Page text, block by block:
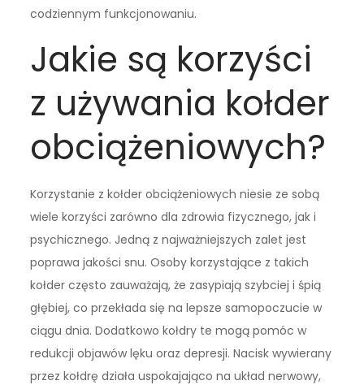
codziennym funkcjonowaniu.
Jakie są korzyści
z używania kołder
obciążeniowych?
Korzystanie z kołder obciążeniowych niesie ze sobą
wiele korzyści zarówno dla zdrowia fizycznego, jak i
psychicznego. Jedną z najważniejszych zalet jest
poprawa jakości snu. Osoby korzystające z takich
kołder często zauważają, że zasypiają szybciej i śpią
głębiej, co przekłada się na lepsze samopoczucie w
ciągu dnia. Dodatkowo kołdry te mogą pomóc w
redukcji objawów lęku oraz depresji. Nacisk wywierany
przez kołdrę działa uspokajająco na układ nerwowy,